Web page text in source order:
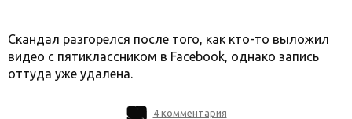
Скандал разгорелся после того, как кто-то выложил
видео с пятиклассником в Facebook, однако запись
оттуда уже удалена.
4 комментария